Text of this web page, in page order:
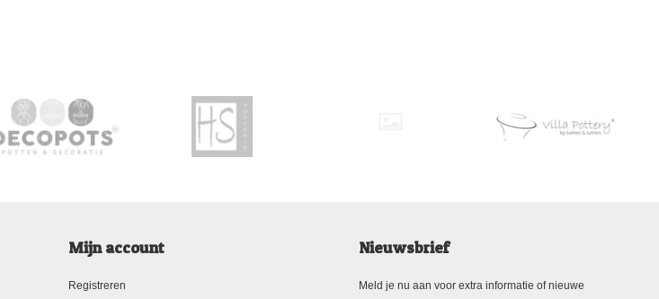
Mijn account
Registreren
Nieuwsbrief
Meld je nu aan voor extra informatie of nieuwe